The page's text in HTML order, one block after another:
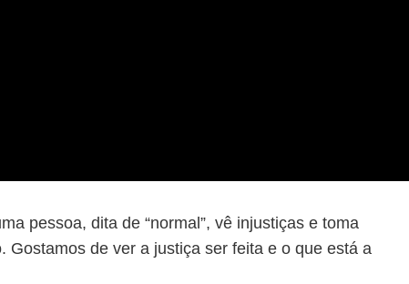
pessoa, dita de “normal”, vê injustiças e toma
de ver a justiça ser feita e o que está a